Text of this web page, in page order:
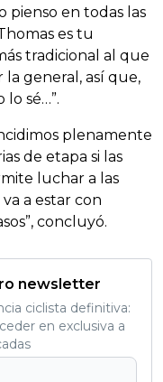
pienso en todas las
es tu
tradicional al que
general, así que,
lo sé…”.
plenamente
de etapa si las
luchar a las
a estar con
concluyó.
newsletter
ciclista definitiva:
en exclusiva a